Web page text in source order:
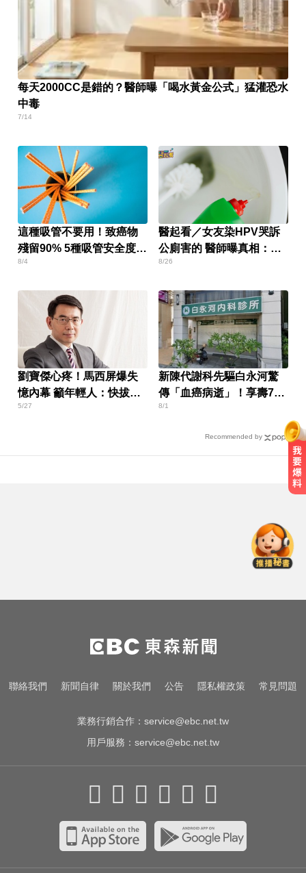
每天2000CC是錯的？醫師曝「喝水黃金公式」猛灌恐水
中毒
7/14
這種吸管不要用！致癌物
殘留90% 5種吸管安全度排
名
8/4
醫起看／女友染HPV哭訴
公廁害的 醫師曝真相：機
率低
8/26
劉寶傑心疼！馬西屏爆失
憶內幕 籲年輕人：快拔耳
機
5/27
新陳代謝科先驅白永河驚
傳「血癌病逝」！享壽75
歲
8/1
Recommended by
球！為統一獅女孩日揭幕
南部今演習不降速！今早10點手機
狂響 違者最高罰15萬
資深歌手「小秦漢」張海漢辭世享
聯絡我們 新聞自律 關於我們 公告 隱私權政策 常見問題
業務行銷合作： service@ebc.net.tw
用戶服務： service@ebc.net.tw